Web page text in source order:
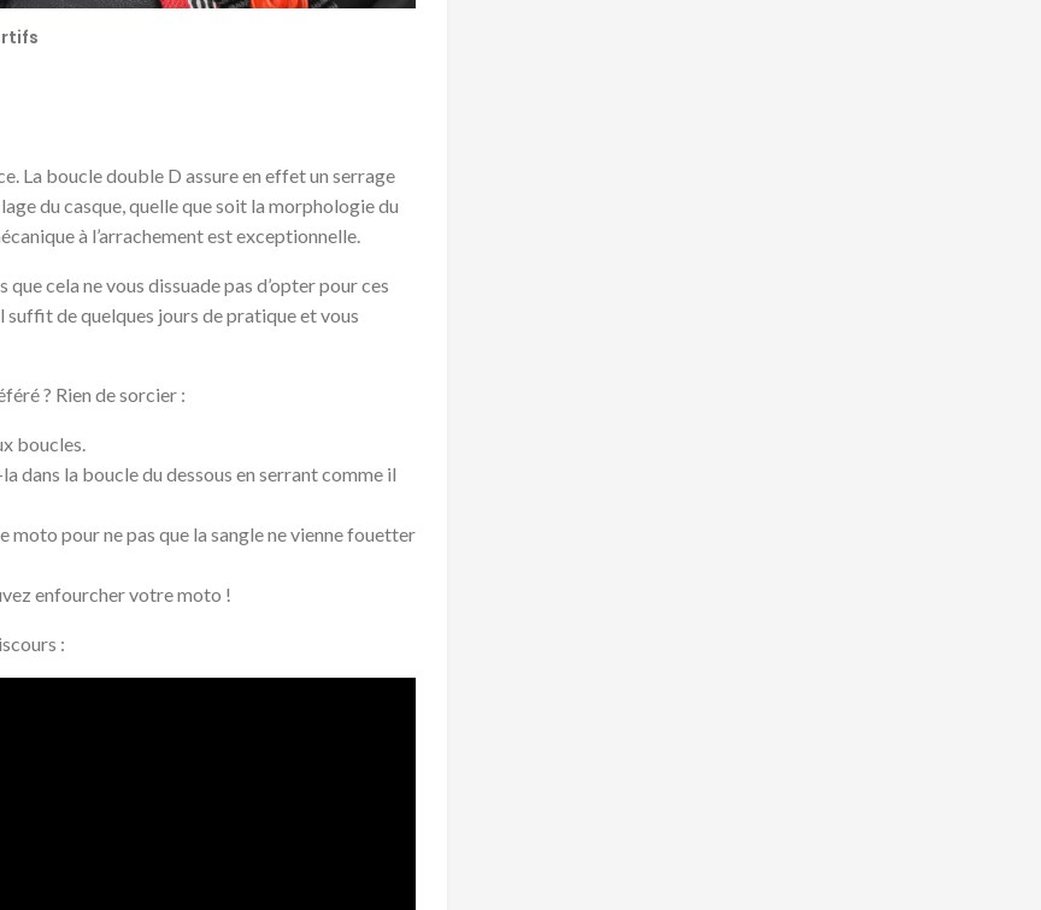
La boucle double D assure en effet un serrage
du casque, quelle que soit la morphologie du
à l’arrachement est exceptionnelle.
cela ne vous dissuade pas d’opter pour ces
suffit de quelques jours de pratique et vous
? Rien de sorcier :
boucles.
dans la boucle du dessous en serrant comme il
moto pour ne pas que la sangle ne vienne fouetter
enfourcher votre moto !
: